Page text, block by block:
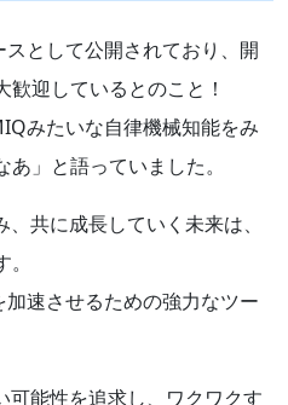
として公開されており、開
迎しているとのこと！
みたいな自律機械知能をみ
」と語っていました。
共に成長していく未来は、
速させるための強力なツー
能性を追求し、ワクワクす